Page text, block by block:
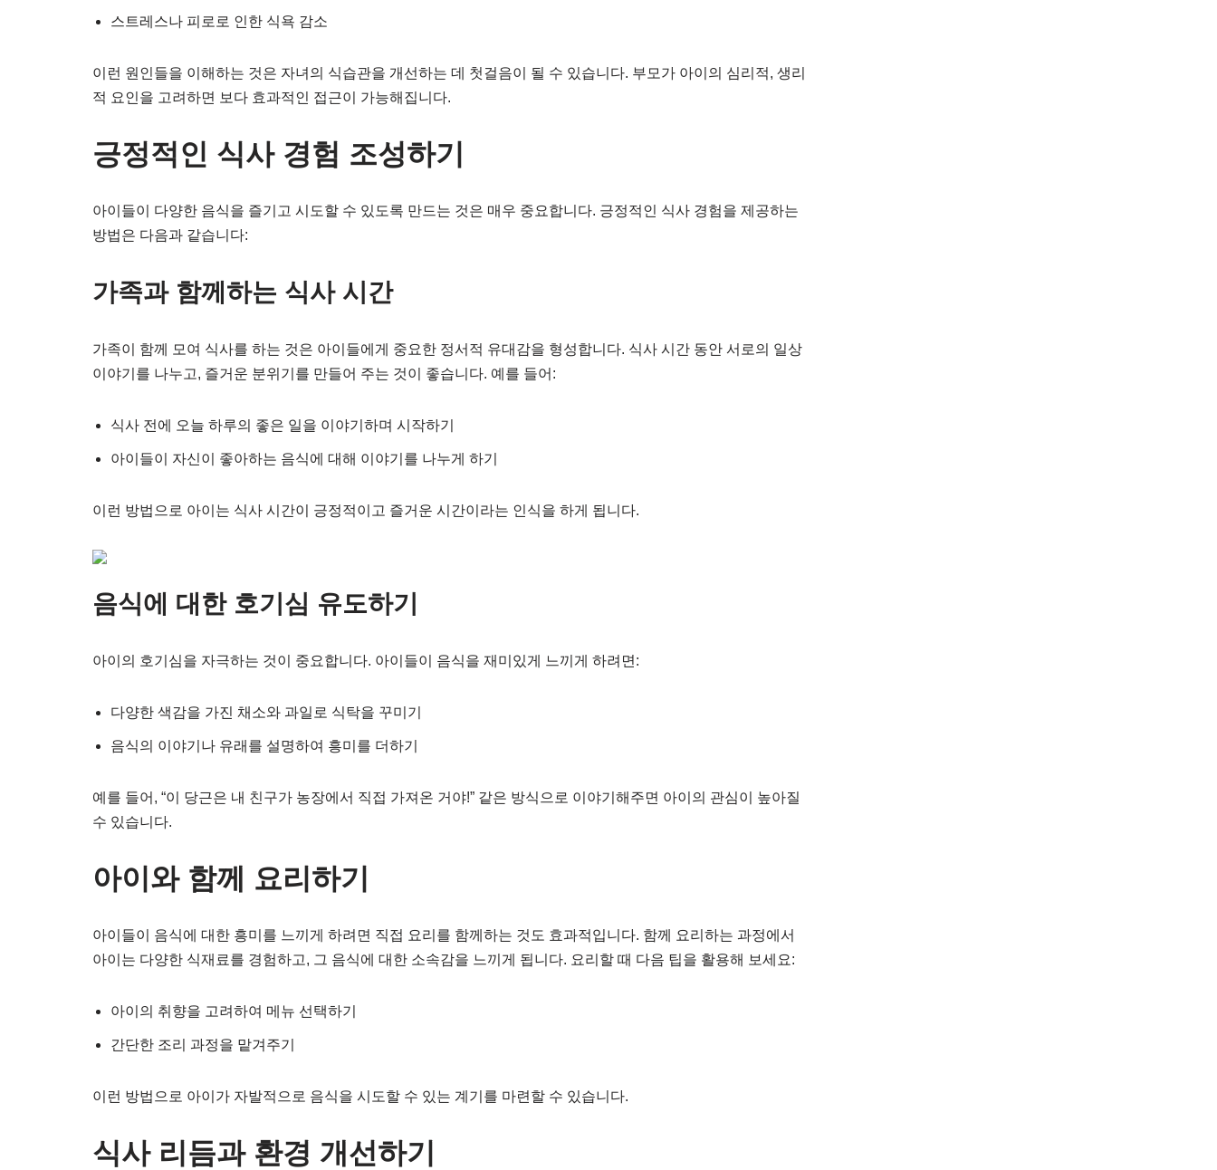
스트레스나 피로로 인한 식욕 감소
이런 원인들을 이해하는 것은 자녀의 식습관을 개선하는 데 첫걸음이 될 수 있습니다. 부모가 아이의 심리적, 생리
적 요인을 고려하면 보다 효과적인 접근이 가능해집니다.
긍정적인 식사 경험 조성하기
아이들이 다양한 음식을 즐기고 시도할 수 있도록 만드는 것은 매우 중요합니다. 긍정적인 식사 경험을 제공하는
방법은 다음과 같습니다:
가족과 함께하는 식사 시간
가족이 함께 모여 식사를 하는 것은 아이들에게 중요한 정서적 유대감을 형성합니다. 식사 시간 동안 서로의 일상
이야기를 나누고, 즐거운 분위기를 만들어 주는 것이 좋습니다. 예를 들어:
식사 전에 오늘 하루의 좋은 일을 이야기하며 시작하기
아이들이 자신이 좋아하는 음식에 대해 이야기를 나누게 하기
이런 방법으로 아이는 식사 시간이 긍정적이고 즐거운 시간이라는 인식을 하게 됩니다.
음식에 대한 호기심 유도하기
아이의 호기심을 자극하는 것이 중요합니다. 아이들이 음식을 재미있게 느끼게 하려면:
다양한 색감을 가진 채소와 과일로 식탁을 꾸미기
음식의 이야기나 유래를 설명하여 흥미를 더하기
예를 들어, “이 당근은 내 친구가 농장에서 직접 가져온 거야!” 같은 방식으로 이야기해주면 아이의 관심이 높아질
수 있습니다.
아이와 함께 요리하기
아이들이 음식에 대한 흥미를 느끼게 하려면 직접 요리를 함께하는 것도 효과적입니다. 함께 요리하는 과정에서
아이는 다양한 식재료를 경험하고, 그 음식에 대한 소속감을 느끼게 됩니다. 요리할 때 다음 팁을 활용해 보세요:
아이의 취향을 고려하여 메뉴 선택하기
간단한 조리 과정을 맡겨주기
이런 방법으로 아이가 자발적으로 음식을 시도할 수 있는 계기를 마련할 수 있습니다.
식사 리듬과 환경 개선하기